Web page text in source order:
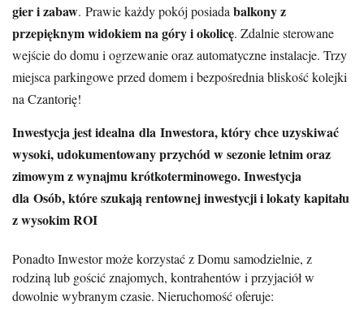
gier i zabaw. Prawie każdy pokój posiadabalkony z
przepięknym widokiem na góry i okolicę. Zdalnie sterowane
wejście do domu i ogrzewanie oraz automatyczne instalacje. Trzy
miejsca parkingowe przed domem i bezpośrednia bliskość kolejki
na Czantorię!
Inwestycja jest idealna dla Inwestora, który chce uzyskiwać
wysoki, udokumentowany przychód w sezonie letnim oraz
zimowym z wynajmu krótkoterminowego. Inwestycja
dla Osób, które szukają rentownej inwestycji i lokaty kapitału
z wysokim ROI
Ponadto Inwestor może korzystać z Domu samodzielnie, z
rodziną lub gościć znajomych, kontrahentów i przyjaciół w
dowolnie wybranym czasie. Nieruchomość oferuje: